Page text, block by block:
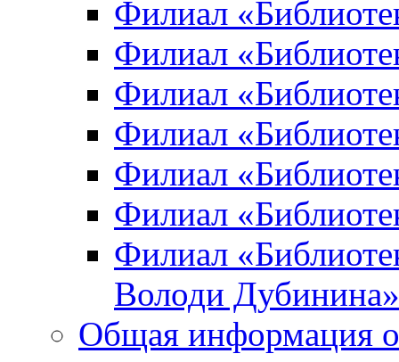
Филиал
Филиал
Филиал
Филиал
Филиал
Филиал
Филиал
Володи Дубинина»
Общая информация